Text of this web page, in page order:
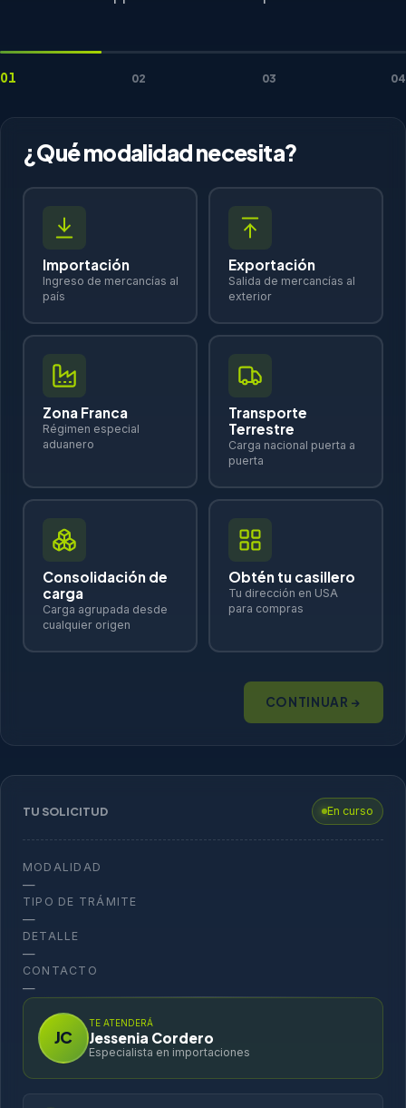
01 02 03 04
¿Qué modalidad necesita?
Importación
Ingreso de mercancías al
país
Exportación
Salida de mercancías al
exterior
Zona Franca
Régimen especial
aduanero
Transporte
Terrestre
Carga nacional puerta a
puerta
Consolidación de
carga
Carga agrupada desde
cualquier origen
Obtén tu casillero
Tu dirección en USA
para compras
CONTINUAR →
TU SOLICITUD En curso
MODALIDAD
—
TIPO DE TRÁMITE
—
DETALLE
—
CONTACTO
—
JC
TE ATENDERÁ
Jessenia Cordero
Especialista en importaciones